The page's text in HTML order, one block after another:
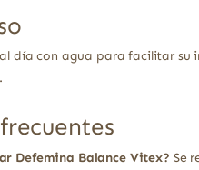
día con agua para facilitar
Defemina Balance Vitex? Se